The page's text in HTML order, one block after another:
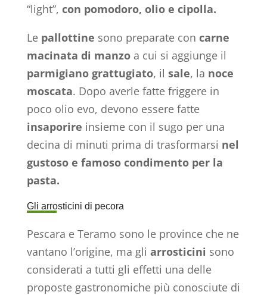
“light”, con pomodoro, olio e cipolla.
Le pallottine sono preparate con carne
macinata di manzoa cui si aggiunge il
parmigiano grattugiato, il sale, la noce
moscata. Dopo averle fatte friggere in
poco olio evo, devono essere fatte
insaporire insieme con il sugo per una
decina di minuti prima di trasformarsi nel
gustoso e famoso condimento per la
pasta.
Gli arrosticini di pecora
Pescara e Teramo sono le province che ne
vantano l’origine, ma gli arrosticini sono
considerati a tutti gli effetti una delle
proposte gastronomiche più conosciute di